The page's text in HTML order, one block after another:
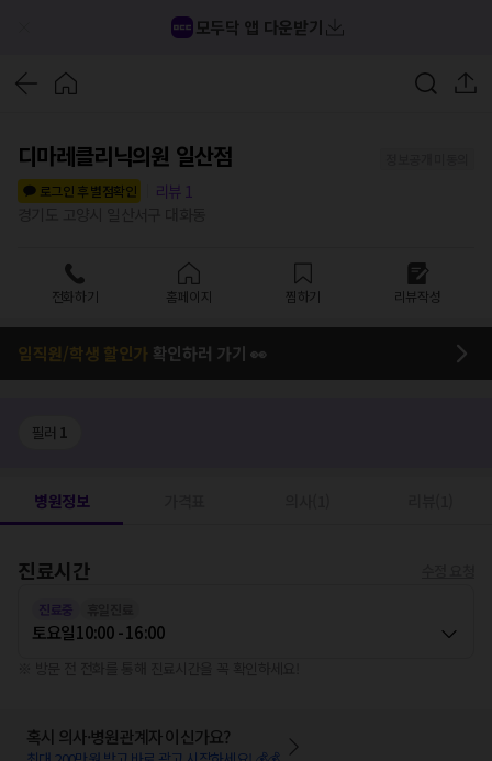
모두닥 앱 다운받기
디마레클리닉의원 일산점
로그인 후 별점확인
리뷰 1
전화하기 홈페이지 찜하기 리뷰작성
임직원/학생 할인가 확인하러 가기 👀
필러 1
병원정보
진료시간
진료중
토요일10:00 - 16:00
혹시 의사·병원관계자 이신가요?